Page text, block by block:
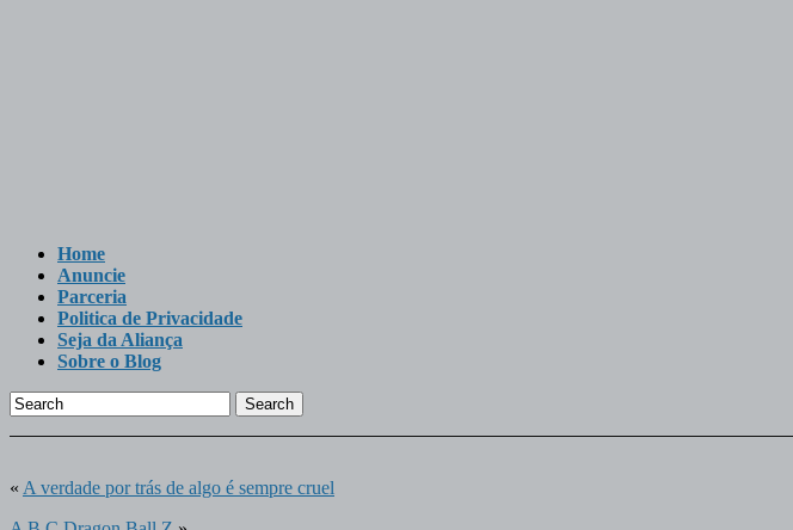
Home
Anuncie
Parceria
Politica de Privacidade
Seja da Aliança
Sobre o Blog
Search
« A verdade por trás de algo é sempre cruel